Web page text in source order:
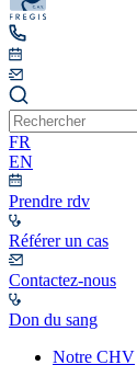
FR
EN
Prendre rdv
Référer un cas
Contactez-nous
Don du sang
Notre CHV